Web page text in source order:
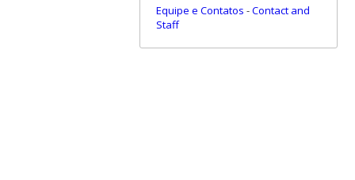
Equipe e Contatos -Contact and
Staff